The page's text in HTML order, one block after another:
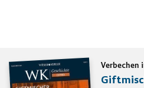
Verbechen